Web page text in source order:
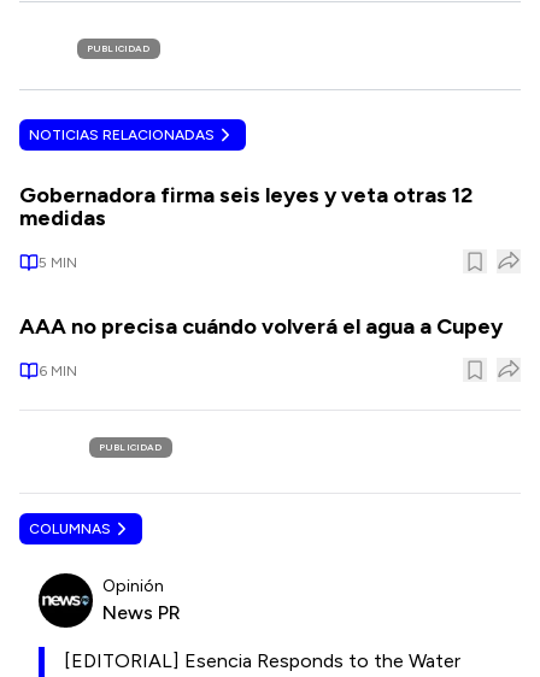
PUBLICIDAD
NOTICIAS RELACIONADAS
Gobernadora firma seis leyes y veta otras 12
medidas
5 MIN
AAA no precisa cuándo volverá el agua a Cupey
6 MIN
PUBLICIDAD
COLUMNAS
Opinión
News PR
[EDITORIAL] Esencia Responds to the Water